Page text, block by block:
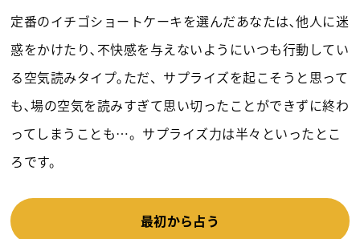
定番のイチゴショートケーキを選んだあなたは､他人に迷
惑をかけたり､不快感を与えないようにいつも行動してい
る空気読みタイプ｡ただ、サプライズを起こそうと思って
も､場の空気を読みすぎて思い切ったことができずに終わ
ってしまうことも…。サプライズ力は半々といったとこ
ろです。
最初から占う